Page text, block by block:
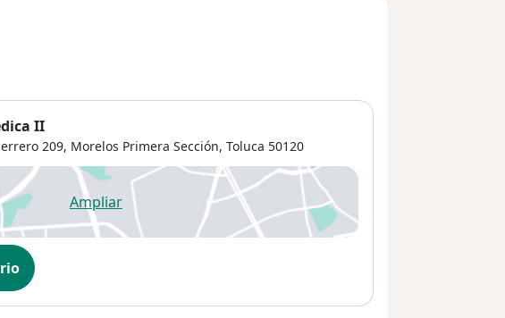
II
209, Morelos Primera Sección, Toluca 50120
Ampliarse abre en una nueva pestaña